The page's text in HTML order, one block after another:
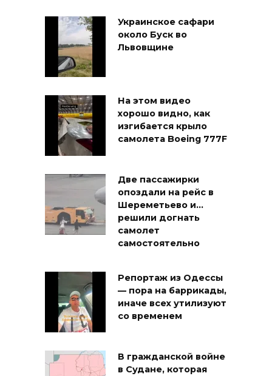
Украинское сафари
около Буск во
Львовщине
На этом видео
хорошо видно, как
изгибается крыло
самолета Boeing 777F
Две пассажирки
опоздали на рейс в
Шереметьево и…
решили догнать
самолет
самостоятельно
Репортаж из Одессы
— пора на баррикады,
иначе всех утилизуют
со временем
В гражданской войне
в Судане, которая